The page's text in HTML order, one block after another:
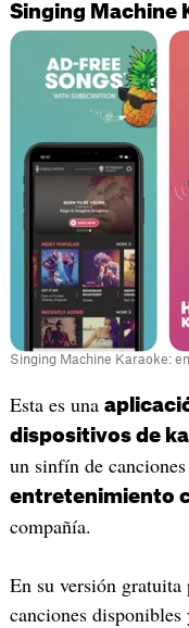
Singing Machine
Singing Machine Karaoke:
Esta es una
dispositivos de
un sinfín de canciones
entretenimiento
compañía.
En su versión
canciones